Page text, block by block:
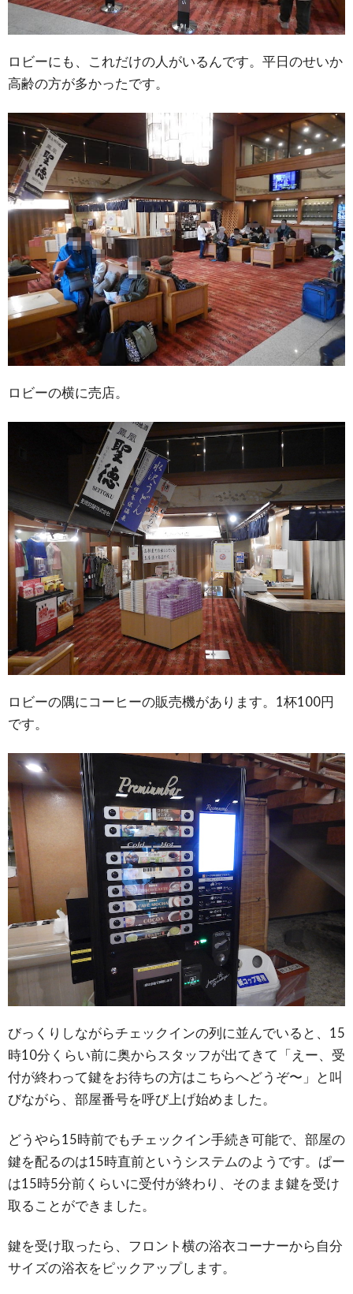
ロビーにも、これだけの人がいるんです。平日のせいか
高齢の方が多かったです。
ロビーの横に売店。
ロビーの隅にコーヒーの販売機があります。1杯100円
です。
びっくりしながらチェックインの列に並んでいると、15
時10分くらい前に奥からスタッフが出てきて「えー、受
付が終わって鍵をお待ちの方はこちらへどうぞ〜」と叫
びながら、部屋番号を呼び上げ始めました。
どうやら15時前でもチェックイン手続き可能で、部屋の
鍵を配るのは15時直前というシステムのようです。ぱー
は15時5分前くらいに受付が終わり、そのまま鍵を受け
取ることができました。
鍵を受け取ったら、フロント横の浴衣コーナーから自分
サイズの浴衣をピックアップします。